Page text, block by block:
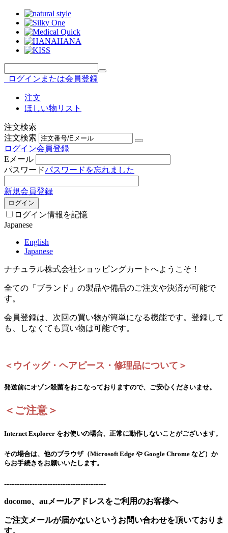
ログインまたは会員登録
注文
ほしい物リスト
注文検索
注文検索
ログイン会員登録
Eメール
パスワードパスワードを忘れました
新規会員登録
ログイン
ログイン情報を記憶
Japanese
English
Japanese
ナチュラル株式会社ショッピングカートへようこそ！
全ての「ブランド」の製品や備品のご注文や決済が可能で
す。
会員登録は、次回の買い物が簡単になる機能です。登録して
も、しなくても買い物は可能です。
＜ウイッグ・ヘアピース・修理品について＞
発送前にオゾン殺菌をおこなっておりますので、ご安心くださいませ。
＜ご注意＞
Internet Explorer をお使いの場合、正常に動作しないことがございます。
その場合は、他のブラウザ（Microsoft Edge や Google Chrome など）か
らお手続きをお願いいたします。
----------------------------------------
docomo、auメールアドレスをご利用のお客様へ
ご注文メールが届かないというお問い合わせを頂いておりま
す。